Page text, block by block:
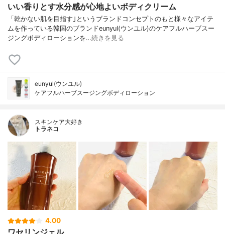
いい香りとす水分感が心地よいボディクリーム
「乾かない肌を目指す｣というブランドコンセプトのもと様々なアイテ
ムを作っている韓国のブランドeunyul(ウンユル)のケアフルハーブスー
ジングボディローションを…続きを見る
eunyul(ウンユル)
ケアフルハーブスージングボディローション
スキンケア大好き
トラネコ
4.00
ワセリンジェル